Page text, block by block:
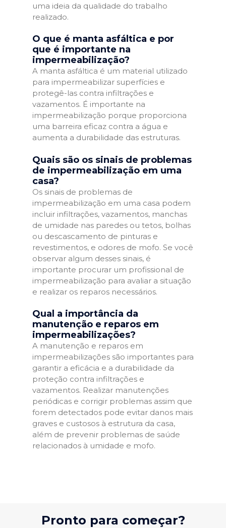
uma ideia da qualidade do trabalho
realizado.
O que é manta asfáltica e por
que é importante na
impermeabilização?
A manta asfáltica é um material utilizado
para impermeabilizar superfícies e
protegê-las contra infiltrações e
vazamentos. É importante na
impermeabilização porque proporciona
uma barreira eficaz contra a água e
aumenta a durabilidade das estruturas.
Quais são os sinais de problemas
de impermeabilização em uma
casa?
Os sinais de problemas de
impermeabilização em uma casa podem
incluir infiltrações, vazamentos, manchas
de umidade nas paredes ou tetos, bolhas
ou descascamento de pinturas e
revestimentos, e odores de mofo. Se você
observar algum desses sinais, é
importante procurar um profissional de
impermeabilização para avaliar a situação
e realizar os reparos necessários.
Qual a importância da
manutenção e reparos em
impermeabilizações?
A manutenção e reparos em
impermeabilizações são importantes para
garantir a eficácia e a durabilidade da
proteção contra infiltrações e
vazamentos. Realizar manutenções
periódicas e corrigir problemas assim que
forem detectados pode evitar danos mais
graves e custosos à estrutura da casa,
além de prevenir problemas de saúde
relacionados à umidade e mofo.
Pronto para começar?